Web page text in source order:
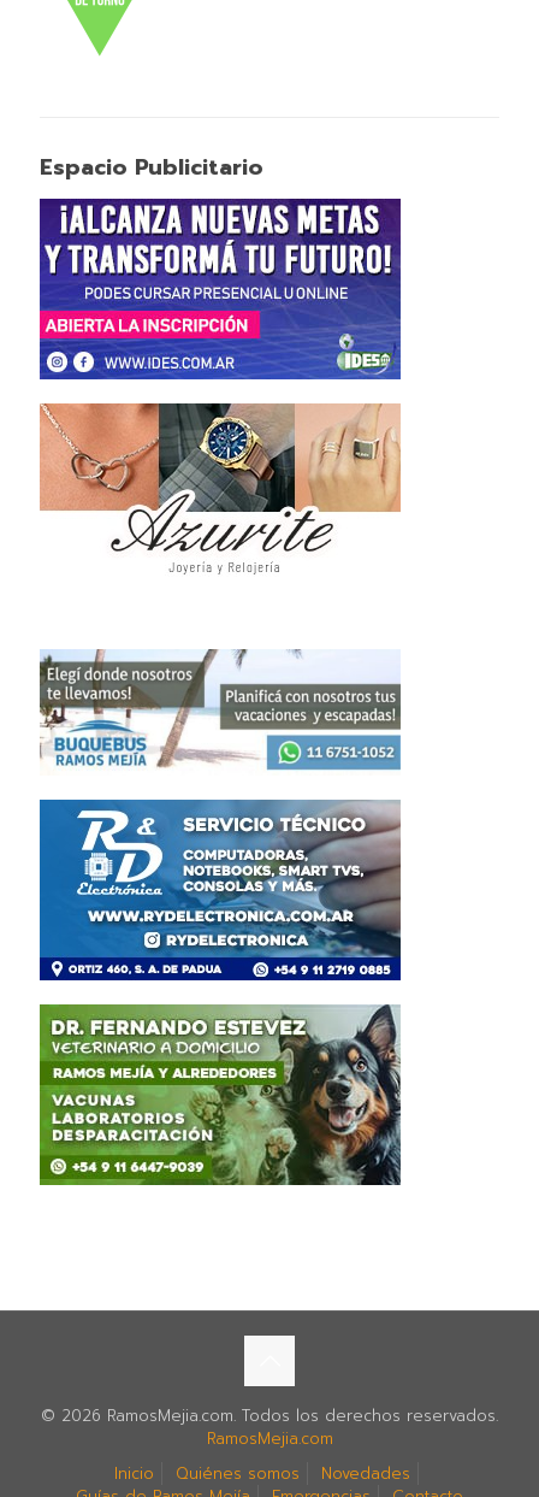
Espacio Publicitario
© 2026 RamosMejia.com. Todos los derechos reservados.
RamosMejia.com
Inicio
Quiénes somos
Novedades